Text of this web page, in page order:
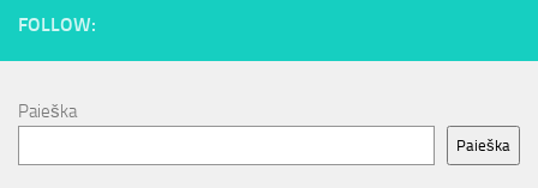
FOLLOW:
Paieška
Paieška